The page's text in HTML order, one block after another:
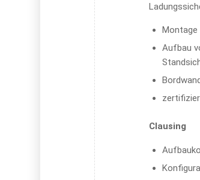
Montage
Aufbau
Clausing